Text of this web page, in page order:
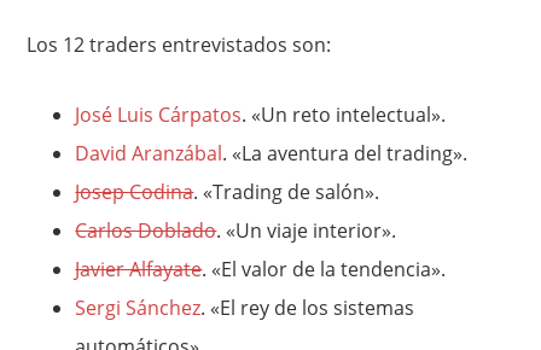
Los 12 traders entrevistados son:
José Luis Cárpatos. «Un reto intelectual».
David Aranzábal. «La aventura del trading».
Josep Codina. «Trading de salón».
Carlos Doblado. «Un viaje interior».
Javier Alfayate. «El valor de la tendencia».
Sergi Sánchez. «El rey de los sistemas